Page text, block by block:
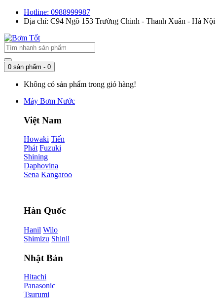
Hotline: 0988999987
Địa chỉ: C94 Ngõ 153 Trường Chinh - Thanh Xuân - Hà Nội
0 sản phẩm - 0
Không có sản phẩm trong giỏ hàng!
Máy Bơm Nước
Việt Nam
Howaki Tiến
Phát Fuzuki
Shining
Daphovina
Sena Kangaroo
Hàn Quốc
Hanil Wilo
Shimizu Shinil
Nhật Bản
Hitachi
Panasonic
Tsurumi